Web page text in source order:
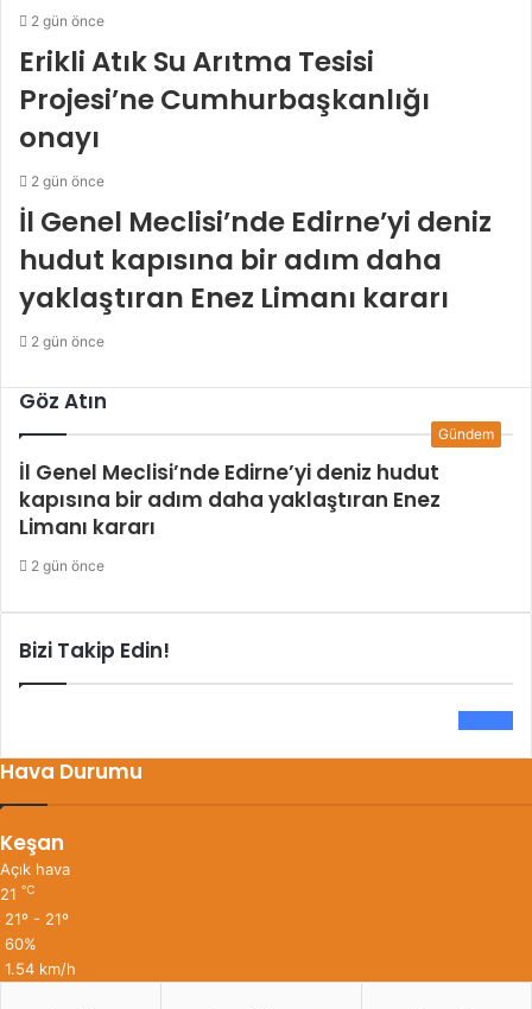
2 gün önce
Erikli Atık Su Arıtma Tesisi
Projesi’ne Cumhurbaşkanlığı
onayı
2 gün önce
İl Genel Meclisi’nde Edirne’yi deniz
hudut kapısına bir adım daha
yaklaştıran Enez Limanı kararı
2 gün önce
Göz Atın
Gündem
İl Genel Meclisi’nde Edirne’yi deniz hudut
kapısına bir adım daha yaklaştıran Enez
Limanı kararı
2 gün önce
Bizi Takip Edin!
Hava Durumu
Keşan
Açık hava
21 ℃
21º - 21º
60%
1.54 km/h